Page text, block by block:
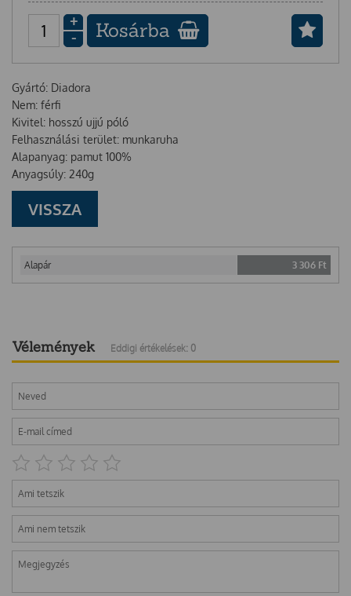
+
-
Kosárba
Gyártó: Diadora
Nem: férfi
Kivitel: hosszú ujjú póló
Felhasználási terület: munkaruha
Alapanyag: pamut 100%
Anyagsúly: 240g
VISSZA
Alapár 3 306 Ft
Vélemények Eddigi értékelések: 0